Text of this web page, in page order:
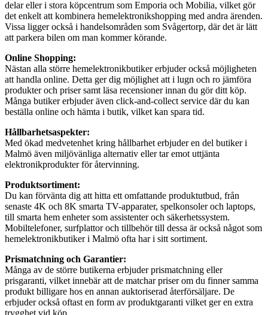
delar eller i stora köpcentrum som Emporia och Mobilia, vilket gör
det enkelt att kombinera hemelektronikshopping med andra ärenden.
Vissa ligger också i handelsområden som Svågertorp, där det är lätt
att parkera bilen om man kommer körande.
Online Shopping:
Nästan alla större hemelektronikbutiker erbjuder också möjligheten
att handla online. Detta ger dig möjlighet att i lugn och ro jämföra
produkter och priser samt läsa recensioner innan du gör ditt köp.
Många butiker erbjuder även click-and-collect service där du kan
beställa online och hämta i butik, vilket kan spara tid.
Hållbarhetsaspekter:
Med ökad medvetenhet kring hållbarhet erbjuder en del butiker i
Malmö även miljövänliga alternativ eller tar emot uttjänta
elektronikprodukter för återvinning.
Produktsortiment:
Du kan förvänta dig att hitta ett omfattande produktutbud, från
senaste 4K och 8K smarta TV-apparater, spelkonsoler och laptops,
till smarta hem enheter som assistenter och säkerhetssystem.
Mobiltelefoner, surfplattor och tillbehör till dessa är också något som
hemelektronikbutiker i Malmö ofta har i sitt sortiment.
Prismatchning och Garantier:
Många av de större butikerna erbjuder prismatchning eller
prisgaranti, vilket innebär att de matchar priser om du finner samma
produkt billigare hos en annan auktoriserad återförsäljare. De
erbjuder också oftast en form av produktgaranti vilket ger en extra